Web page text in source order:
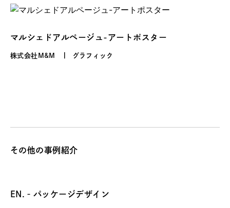
マルシェドアルページュ-アートポスター
株式会社M&M グラフィック
その他の事例紹介
EN.‐パッケージデザイン